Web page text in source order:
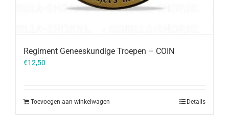
Regiment Geneeskundige Troepen – COIN
€12,50
Toevoegen aan winkelwagen Details